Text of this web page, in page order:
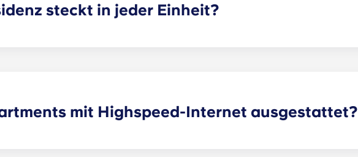
steckt in jeder Einheit?
mit Highspeed-Internet ausgestattet?